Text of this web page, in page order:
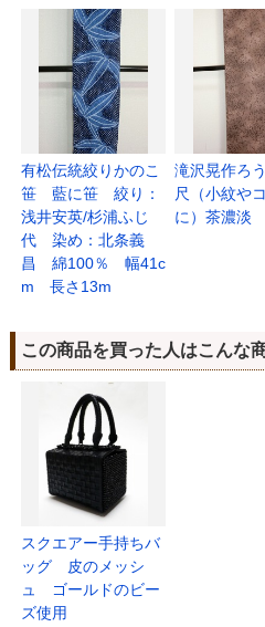
有松伝統絞りかのこ
笹 藍に笹 絞り：
浅井安英/杉浦ふじ
代 染め：北条義
昌 綿100％ 幅41c
m 長さ13m
滝沢晃作ろ
尺（小紋や
に）茶濃淡
この商品を買った人はこんな
スクエアー手持ちバ
ッグ 皮のメッシ
ュ ゴールドのビー
ズ使用